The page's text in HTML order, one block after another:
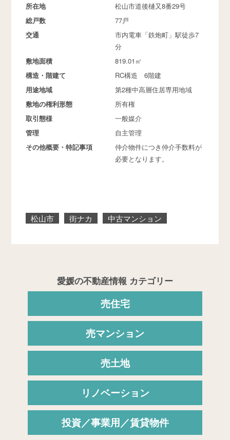
所在地
松山市道後樋又8番29号
総戸数
77戸
交通
市内電車「鉄炮町」駅徒歩7
分
敷地面積
819.01㎡
構造・階建て
RC構造 6階建
用途地域
第2種中高層住居専用地域
敷地の権利形態
所有権
取引態様
一般媒介
管理
自主管理
その他概要・特記事項
仲介物件につき仲介手数料が
必要となります。
松山市 街ナカ 中古マンション
愛媛の不動産情報 カテゴリー
売住宅
売マンション
売土地
リノベーション
投資／事業用／賃貸物件